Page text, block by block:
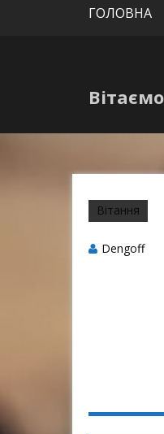
ГОЛОВНА
Вітання
Dengoff